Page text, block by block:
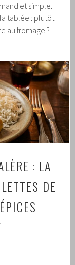
et simple.
tablée : plutôt
au fromage ?
: LA
DE